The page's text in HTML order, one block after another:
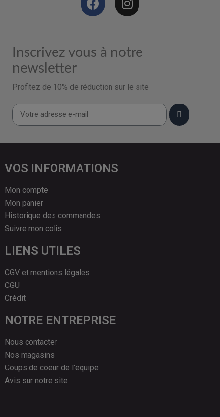
Inscrivez vous à notre
newsletter
Profitez de 10% de réduction sur le site
VOS INFORMATIONS
Mon compte
Mon panier
Historique des commandes
Suivre mon colis
LIENS UTILES
CGV et mentions légales
CGU
Crédit
NOTRE ENTREPRISE
Nous contacter
Nos magasins
Coups de coeur de l'équipe
Avis sur notre site